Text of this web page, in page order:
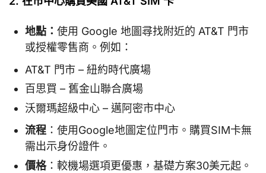
地點： 使用 Google 地圖尋找附近的 AT&T 門市
或授權零售商。例如：
AT&T 門市 – 紐約時代廣場
百思買 – 舊金山聯合廣場
沃爾瑪超級中心 – 邁阿密市中心
流程 ：使用Google地圖定位門市。購買SIM卡無
需出示身份證件。
價格：較機場選項更優惠，基礎方案30美元起。